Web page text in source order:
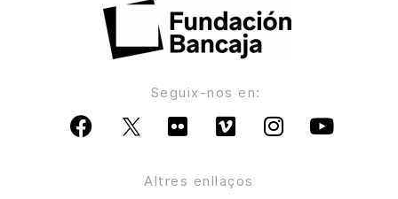
Seguix-nos en:
Altres enllaços